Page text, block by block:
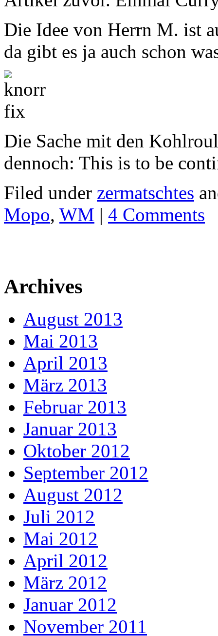
Die Idee von Herrn M. ist
da gibt es ja auch schon
Die Sache mit den
dennoch: This is to be
Filed under zermatschtes
Mopo, WM | 4 Comments
Archives
August 2013
Mai 2013
April 2013
März 2013
Februar 2013
Januar 2013
Oktober 2012
September 2012
August 2012
Juli 2012
Mai 2012
April 2012
März 2012
Januar 2012
November 2011